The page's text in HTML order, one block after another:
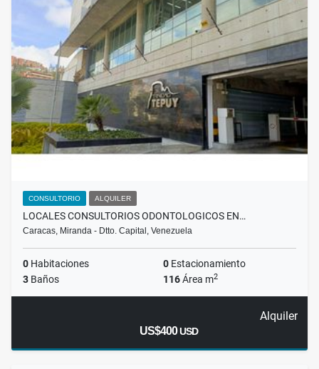
CONSULTORIO ALQUILER
LOCALES CONSULTORIOS ODONTOLOGICOS EN…
Caracas, Miranda - Dtto. Capital, Venezuela
0 Habitaciones 0 Estacionamiento
3 Baños 116Área m2
Alquiler
US$400USD